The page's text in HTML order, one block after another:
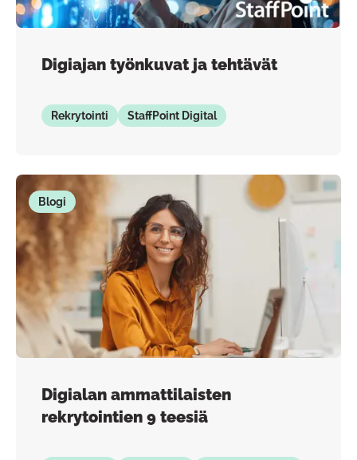
Digiajan työnkuvat ja tehtävät
Rekrytointi StaffPoint Digital
Blogi
Digialan ammattilaisten
rekrytointien 9 teesiä